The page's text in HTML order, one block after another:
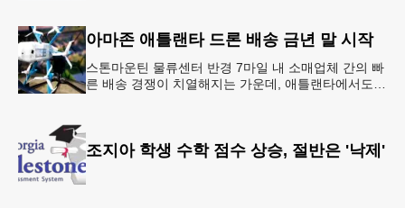
아마존 애틀랜타 드론 배송 금년 말 시작
스톤마운틴 물류센터 반경 7마일 내 소매업체 간의 빠
른 배송 경쟁이 치열해지는 가운데, 애틀랜타에서도
조지아 학생 수학 점수 상승, 절반은 '낙제'